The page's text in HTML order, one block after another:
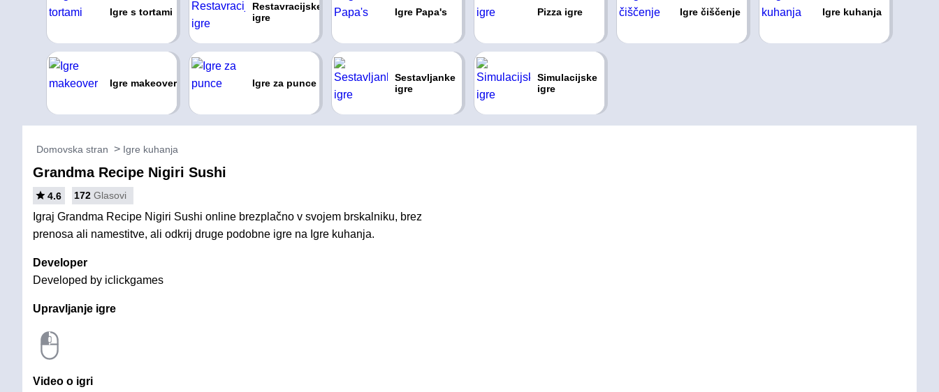
Igre s tortami
Restavracijske
igre
Igre Papa's Pizza igre Igre čiščenje Igre kuhanja
Igre makeover Igre za punce
Sestavljanke
igre
Simulacijske
igre
Domovska stran Igre kuhanja
Grandma Recipe Nigiri Sushi
4.6 172 Glasovi
Igraj Grandma Recipe Nigiri Sushi online brezplačno v svojem brskalniku, brez
prenosa ali namestitve, ali odkrij druge podobne igre na Igre kuhanja.
Developer
Developed by iclickgames
Upravljanje igre
Video o igri